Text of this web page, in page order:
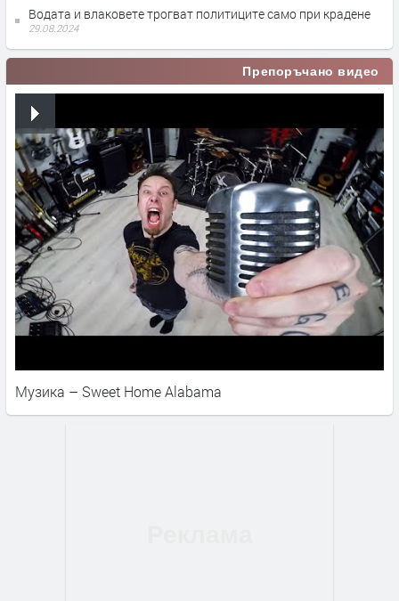
Водата и влаковете трогват политиците само при крадене
29.08.2024
Препоръчано видео
Музика – Sweet Home Alabama